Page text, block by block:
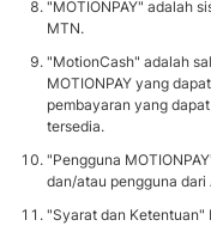
"MOTIONPAY" adalah
MTN.
"MotionCash" adalah
MOTIONPAY yang
pembayaran yang
tersedia.
"Pengguna
dan/atau pengguna dari
"Syarat dan Ketentuan"